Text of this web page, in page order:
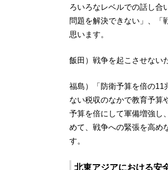
ろいろなレベルでの話し合
問題を解決できない」、「
思います。
飯田）戦争を起こさせない
福島）「防衛予算を倍の11
ない税収のなかで教育予算
予算を倍にして軍備増強し
めて、戦争への緊張を高め
す。
北東アジアにおける安